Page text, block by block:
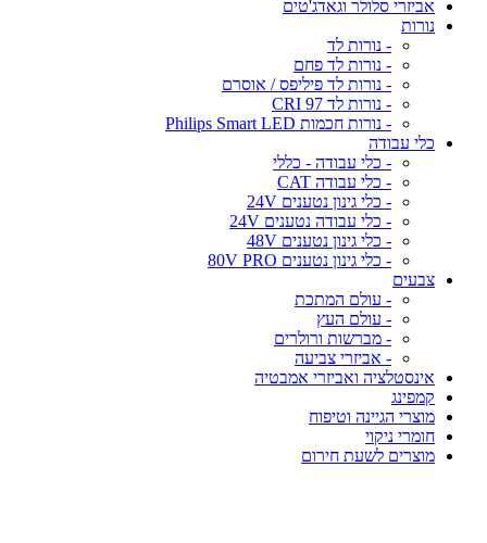
אביזרי סלולר וגאדג'טים
נורות
- נורות לד
- נורות לד פחם
- נורות לד פיליפס / אוסרם
- נורות לד CRI 97
- נורות חכמות Philips Smart LED
כלי עבודה
- כלי עבודה - כללי
- כלי עבודה CAT
- כלי גינון נטענים 24V
- כלי עבודה נטענים 24V
- כלי גינון נטענים 48V
- כלי גינון נטענים 80V PRO
צבעים
- עולם המתכת
- עולם העץ
- מברשות ורולרים
- אביזרי צביעה
אינסטלציה ואביזרי אמבטיה
קמפינג
מוצרי הגיינה וטיפוח
חומרי ניקוי
מוצרים לשעת חירום